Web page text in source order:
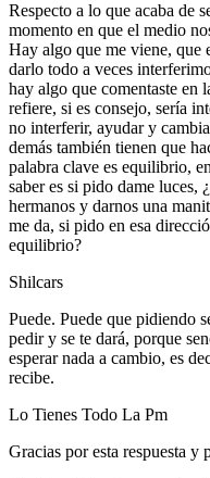
Respecto a lo que acaba de
momento en que el medio
Hay algo que me viene, que
darlo todo a veces
hay algo que comentaste en
refiere, si es consejo, sería
no interferir, ayudar y
demás también tienen que
palabra clave es equilibrio,
saber es si pido dame luces,
hermanos y darnos una
me da, si pido en esa
equilibrio?
Shilcars
Puede. Puede que pidiendo
pedir y se te dará, porque
esperar nada a cambio, es
recibe.
Lo Tienes Todo La Pm
Gracias por esta respuesta y